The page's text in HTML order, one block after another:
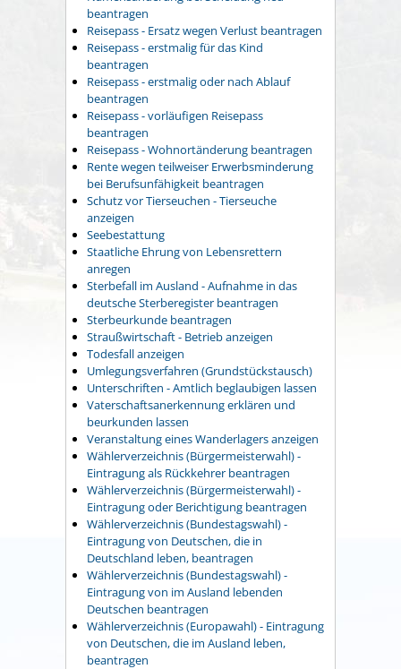
beantragen
Reisepass - Ersatz wegen Verlust beantragen
Reisepass - erstmalig für das Kind
beantragen
Reisepass - erstmalig oder nach Ablauf
beantragen
Reisepass - vorläufigen Reisepass
beantragen
Reisepass - Wohnortänderung beantragen
Rente wegen teilweiser Erwerbsminderung
bei Berufsunfähigkeit beantragen
Schutz vor Tierseuchen - Tierseuche
anzeigen
Seebestattung
Staatliche Ehrung von Lebensrettern
anregen
Sterbefall im Ausland - Aufnahme in das
deutsche Sterberegister beantragen
Sterbeurkunde beantragen
Straußwirtschaft - Betrieb anzeigen
Todesfall anzeigen
Umlegungsverfahren (Grundstückstausch)
Unterschriften - Amtlich beglaubigen lassen
Vaterschaftsanerkennung erklären und
beurkunden lassen
Veranstaltung eines Wanderlagers anzeigen
Wählerverzeichnis (Bürgermeisterwahl) -
Eintragung als Rückkehrer beantragen
Wählerverzeichnis (Bürgermeisterwahl) -
Eintragung oder Berichtigung beantragen
Wählerverzeichnis (Bundestagswahl) -
Eintragung von Deutschen, die in
Deutschland leben, beantragen
Wählerverzeichnis (Bundestagswahl) -
Eintragung von im Ausland lebenden
Deutschen beantragen
Wählerverzeichnis (Europawahl) - Eintragung
von Deutschen, die im Ausland leben,
beantragen